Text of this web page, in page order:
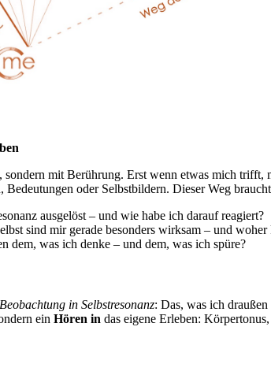
mit Berührung. Erst wenn etwas mich trifft,
Bedeutungen oder Selbstbildern. Dieser Weg
ausgelöst – und wie habe ich darauf reagiert?
sind mir gerade besonders wirksam – und woher
dem, was ich denke – und dem, was ich spüre?
in Selbstresonanz: Das, was ich
ein Hören in das eigene Erleben: